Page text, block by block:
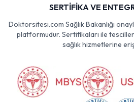
SERTİFİKA VE
Doktorsitesi.com Sağlık Bakanlığı
platformudur. Sertifikaları ile
sağlık hizmetlerine